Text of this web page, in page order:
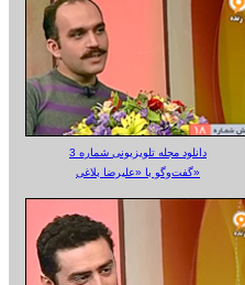
دانلود مجله تلویزیونی شماره 3
گفت‌وگو با «علیرضا بلاغی»